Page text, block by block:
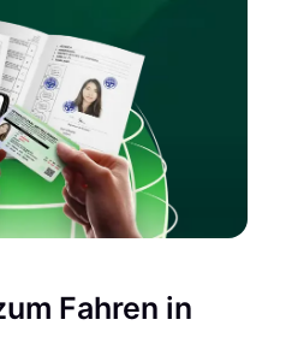
Fahren in